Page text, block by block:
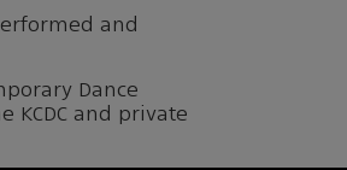
and
Dance
and private